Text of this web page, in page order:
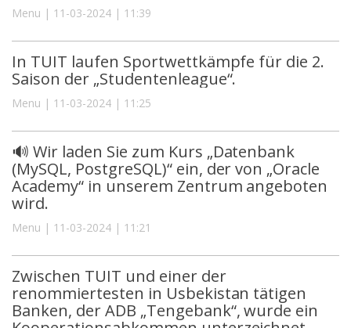
Menu | 11-03-2024 | 11:39
In TUIT laufen Sportwettkämpfe für die 2.
Saison der „Studentenleague“.
Menu | 11-03-2024 | 11:25
🔊 Wir laden Sie zum Kurs „Datenbank
(MySQL, PostgreSQL)“ ein, der von „Oracle
Academy“ in unserem Zentrum angeboten
wird.
Menu | 11-03-2024 | 11:21
Zwischen TUIT und einer der
renommiertesten in Usbekistan tätigen
Banken, der ADB „Tengebank“, wurde ein